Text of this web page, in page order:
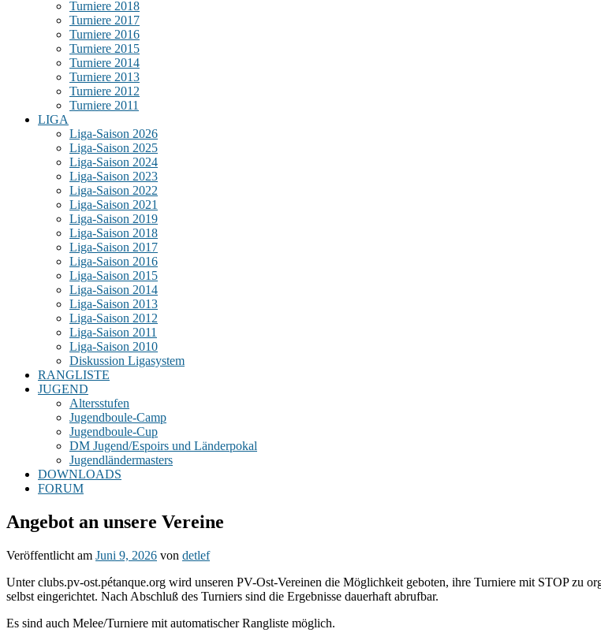
Turniere 2018
Turniere 2017
Turniere 2016
Turniere 2015
Turniere 2014
Turniere 2013
Turniere 2012
Turniere 2011
LIGA
Liga-Saison 2026
Liga-Saison 2025
Liga-Saison 2024
Liga-Saison 2023
Liga-Saison 2022
Liga-Saison 2021
Liga-Saison 2019
Liga-Saison 2018
Liga-Saison 2017
Liga-Saison 2016
Liga-Saison 2015
Liga-Saison 2014
Liga-Saison 2013
Liga-Saison 2012
Liga-Saison 2011
Liga-Saison 2010
Diskussion Ligasystem
RANGLISTE
JUGEND
Altersstufen
Jugendboule-Camp
Jugendboule-Cup
DM Jugend/Espoirs und Länderpokal
Jugendländermasters
DOWNLOADS
FORUM
Angebot an unsere Vereine
Veröffentlicht am Juni 9, 2026 von detlef
Unter clubs.pv-ost.pétanque.org wird unseren PV-Ost-Vereinen die Möglichkeit geboten, ihre Turniere mit STOP zu
selbst eingerichtet. Nach Abschluß des Turniers sind die Ergebnisse dauerhaft abrufbar.
Es sind auch Melee/Turniere mit automatischer Rangliste möglich.